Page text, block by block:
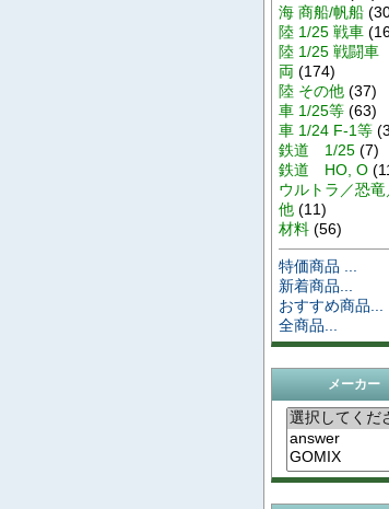
海 商船/帆船
陸 1/25 戦車
陸 1/25 戦闘車
両 (174)
陸 その他(37)
車 1/25等(63)
車 1/24 F-1等
鉄道 1/25(7)
鉄道 HO, O
ウルトラ／恐竜
他(11)
材料(56)
特価商品 ...
新着商品...
おすすめ商品...
全商品...
メーカー